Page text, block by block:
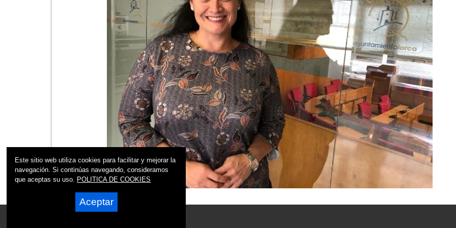
Este sitio web utiliza cookies para facilitar y mejorar la
navegación. Si continúas navegando, consideramos
que aceptas su uso. POLITICA DE COOKIES
Aceptar